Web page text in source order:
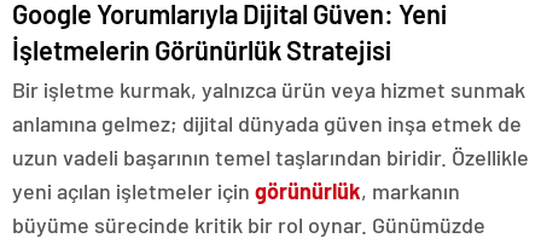
Google Yorumlarıyla Dijital Güven: Yeni
İşletmelerin Görünürlük Stratejisi
Bir işletme kurmak, yalnızca ürün veya hizmet sunmak
anlamına gelmez; dijital dünyada güven inşa etmek de
uzun vadeli başarının temel taşlarından biridir. Özellikle
yeni açılan işletmeler için görünürlük, markanın
büyüme sürecinde kritik bir rol oynar. Günümüzde